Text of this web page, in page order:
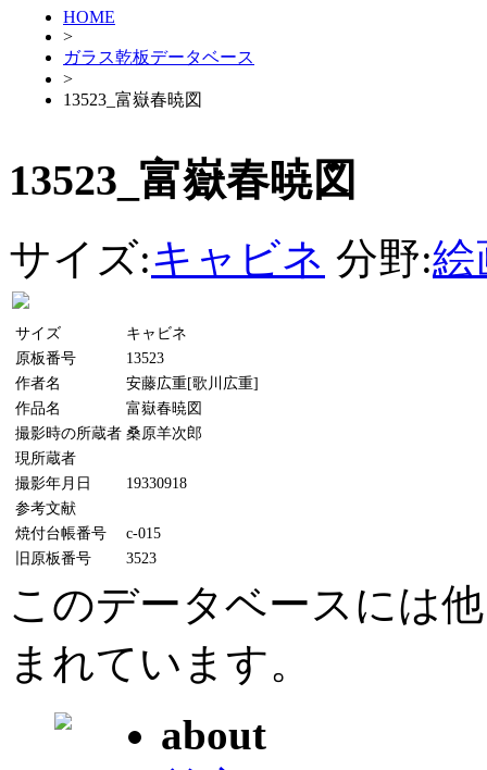
HOME
>
ガラス乾板データベース
>
13523_富嶽春暁図
13523_富嶽春暁図
サイズ:キャビネ 分野:絵
サイズ
キャビネ
原板番号
13523
作者名
安藤広重[歌川広重]
作品名
富嶽春暁図
撮影時の所蔵者 桑原羊次郎
現所蔵者
撮影年月日
19330918
参考文献
焼付台帳番号
c-015
旧原板番号
3523
このデータベースには
まれています。
about